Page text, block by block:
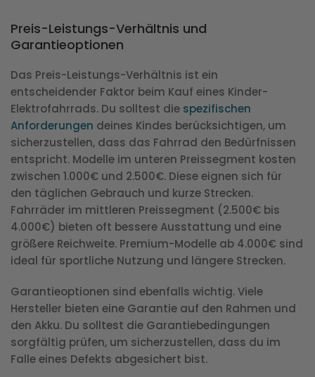
Preis-Leistungs-Verhältnis und
Garantieoptionen
Das Preis-Leistungs-Verhältnis ist ein
entscheidender Faktor beim Kauf eines Kinder-
Elektrofahrrads. Du solltest die spezifischen
Anforderungen deines Kindes berücksichtigen, um
sicherzustellen, dass das Fahrrad den Bedürfnissen
entspricht. Modelle im unteren Preissegment kosten
zwischen 1.000€ und 2.500€. Diese eignen sich für
den täglichen Gebrauch und kurze Strecken.
Fahrräder im mittleren Preissegment (2.500€ bis
4.000€) bieten oft bessere Ausstattung und eine
größere Reichweite. Premium-Modelle ab 4.000€ sind
ideal für sportliche Nutzung und längere Strecken.
Garantieoptionen sind ebenfalls wichtig. Viele
Hersteller bieten eine Garantie auf den Rahmen und
den Akku. Du solltest die Garantiebedingungen
sorgfältig prüfen, um sicherzustellen, dass du im
Falle eines Defekts abgesichert bist.